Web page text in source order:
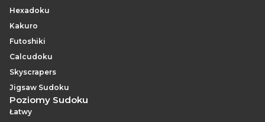
Hexadoku
Kakuro
Futoshiki
Calcudoku
Skyscrapers
Jigsaw Sudoku
Poziomy Sudoku
Łatwy